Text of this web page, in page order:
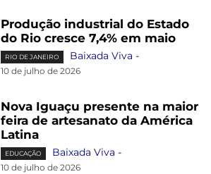
Produção industrial do Estado
do Rio cresce 7,4% em maio
RIO DE JANEIRO Baixada Viva -
10 de julho de 2026
Nova Iguaçu presente na maior
feira de artesanato da América
Latina
EDUCAÇÃO Baixada Viva -
10 de julho de 2026